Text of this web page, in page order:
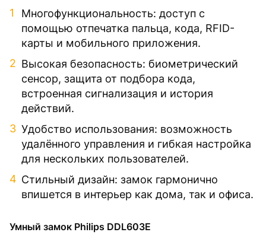
Многофункциональность: доступ с
помощью отпечатка пальца, кода, RFID-
карты и мобильного приложения.
Высокая безопасность: биометрический
сенсор, защита от подбора кода,
встроенная сигнализация и история
действий.
Удобство использования: возможность
удалённого управления и гибкая настройка
для нескольких пользователей.
Стильный дизайн: замок гармонично
впишется в интерьер как дома, так и офиса.
Умный замок Philips DDL603E